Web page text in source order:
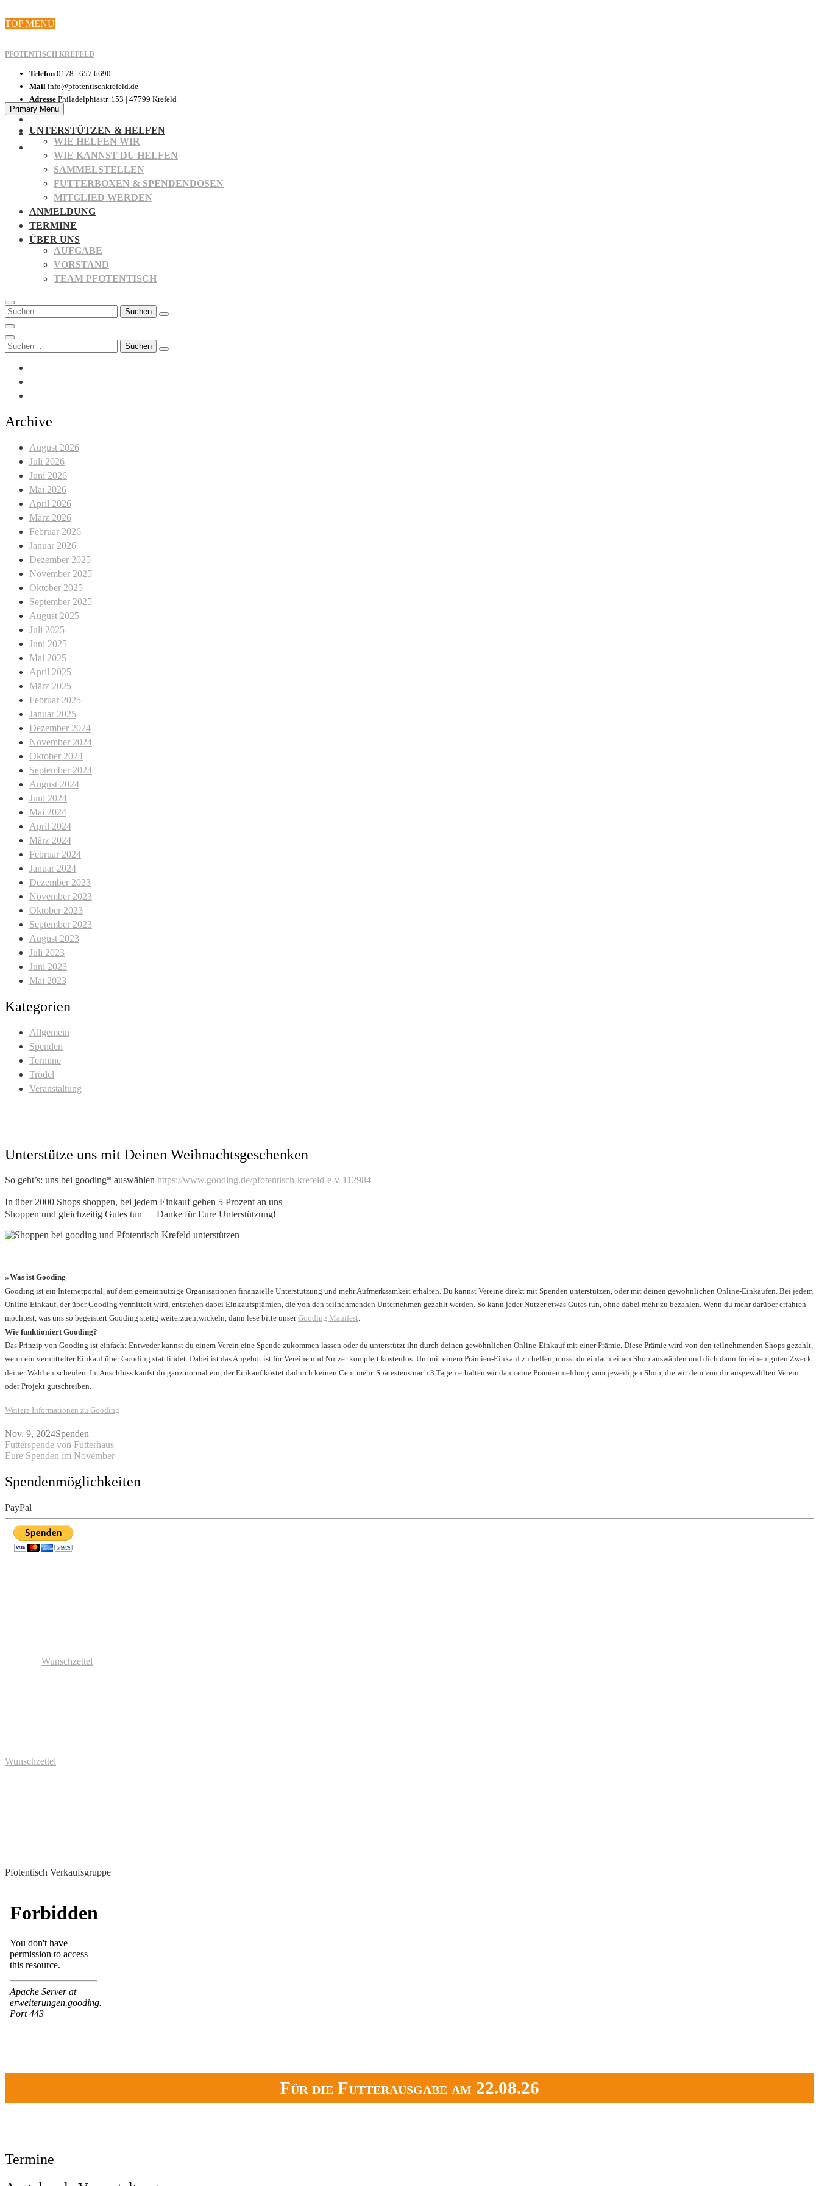
Skip
TOP MENU
PFOTENTISCH KREFELD
Telefon 0178 . 657 6690
Mail info@pfotentischkrefeld.de
Adresse Philadelphiastr. 153 | 47799 Krefeld
Primary Menu
UNTERSTÜTZEN & HELFEN
WIE HELFEN WIR
WIE KANNST DU HELFEN
SAMMELSTELLEN
FUTTERBOXEN & SPENDENDOSEN
MITGLIED WERDEN
ANMELDUNG
TERMINE
ÜBER UNS
AUFGABE
VORSTAND
TEAM PFOTENTISCH
Suchen
nach:
Suchen
nach:
Archive
August 2026
Juli 2026
Juni 2026
Mai 2026
April 2026
März 2026
Februar 2026
Januar 2026
Dezember 2025
November 2025
Oktober 2025
September 2025
August 2025
Juli 2025
Juni 2025
Mai 2025
April 2025
März 2025
Februar 2025
Januar 2025
Dezember 2024
November 2024
Oktober 2024
September 2024
August 2024
Juni 2024
Mai 2024
April 2024
März 2024
Februar 2024
Januar 2024
Dezember 2023
November 2023
Oktober 2023
September 2023
August 2023
Juli 2023
Juni 2023
Mai 2023
Kategorien
Allgemein
Spenden
Termine
Trödel
Veranstaltung
Unterstütze uns mit Deinen Weihnachtsgeschenken
So geht’s: uns bei gooding* auswählen https://www.gooding.de/pfotentisch-krefeld-e-v-112984
In über 2000 Shops shoppen, bei jedem Einkauf gehen 5 Prozent an uns
Shoppen und gleichzeitig Gutes tun
Danke für Eure Unterstützung!
*Was ist Gooding
Gooding ist ein Internetportal, auf dem gemeinnützige Organisationen finanzielle Unterstützung und mehr Aufmerksamkeit erhalten. Du kannst Vereine direkt mit Spenden unterstützen, oder mit deinen gewöhnlichen Online-Einkäufen. Bei jedem
Online-Einkauf, der über Gooding vermittelt wird, entstehen dabei Einkaufsprämien, die von den teilnehmenden Unternehmen gezahlt werden. So kann jeder Nutzer etwas Gutes tun, ohne dabei mehr zu bezahlen. Wenn du mehr darüber erfahren
möchtest, was uns so begeistert Gooding stetig weiterzuentwickeln, dann lese bitte unserGooding Manifest.
Wie funktioniert Gooding?
Das Prinzip von Gooding ist einfach: Entweder kannst du einem Verein eine Spende zukommen lassen oder du unterstützt ihn durch deinen gewöhnlichen Online-Einkauf mit einer Prämie. Diese Prämie wird von den teilnehmenden Shops gezahlt,
wenn ein vermittelter Einkauf über Gooding stattfindet. Dabei ist das Angebot ist für Vereine und Nutzer komplett kostenlos. Um mit einem Prämien-Einkauf zu helfen, musst du einfach einen Shop auswählen und dich dann für einen guten Zweck
deiner Wahl entscheiden. Im Anschluss kaufst du ganz normal ein, der Einkauf kostet dadurch keinen Cent mehr. Spätestens nach 3 Tagen erhalten wir dann eine Prämienmeldung vom jeweiligen Shop, die wir dem von dir ausgewählten Verein
oder Projekt gutschreiben.
Weitere Informationen zu Gooding
Nov. 9, 2024Spenden
Beitragsnavigation
Futterspende von Futterhaus
Eure Spenden im November
Spendenmöglichkeiten
PayPal
Wunschzettel
Wunschzettel
Pfotentisch Verkaufsgruppe
Für die Futterausgabe am 22.08.26
Termine